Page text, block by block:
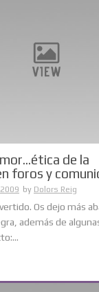
de la
foros y
by Dolors Reig
Os dejo más
además de